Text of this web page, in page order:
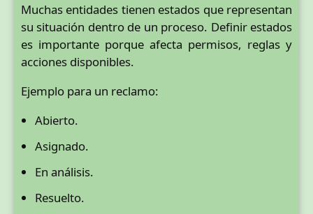
Muchas entidades tienen estados que representan
su situación dentro de un proceso. Definir estados
es importante porque afecta permisos, reglas y
acciones disponibles.
Ejemplo para un reclamo:
Abierto.
Asignado.
En análisis.
Resuelto.